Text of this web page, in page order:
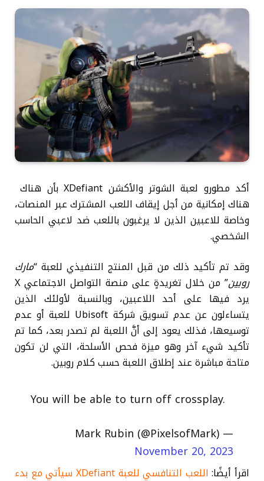
أكد مطورو لعبة الشوتر والأكشن XDefiant بأن هناك
هناك إمكانية من أجل إيقاف اللعب المشترك عبر المنصات،
وخاصة للاعبين الذين لا يرغبون باللعب ضد لاعبي الحاسب
الشخصي.
وقد تم تأكيد ذلك من قبل المنتج التنفيذي للعبة “مارك
روبين
” من خلال تغريدةٍ على منصة التواصل الاجتماعي X
يرد فيها على أحد اللاعبين، وبالنسبة لأولئك الذين
يتساءلون عن عدم تسويق شركة Ubisoft للعبة أو عدم
توسيعها، فذلك يعود إلى أنَّ اللعبة لم تصدر بعد، كما تم
تأكيد شيء آخر وهو ميزة فحص الأسلحة، التي لن تكون
متاحة مباشرة عند إطلاق اللعبة حسب كلام روبين.
You will be able to turn off crossplay.
— Mark Rubin (@PixelsofMark)
November 20, 2023
اقرأ أيضًا:
اللعب التنافسي للعبة XDefiant سيأتي مع بدء